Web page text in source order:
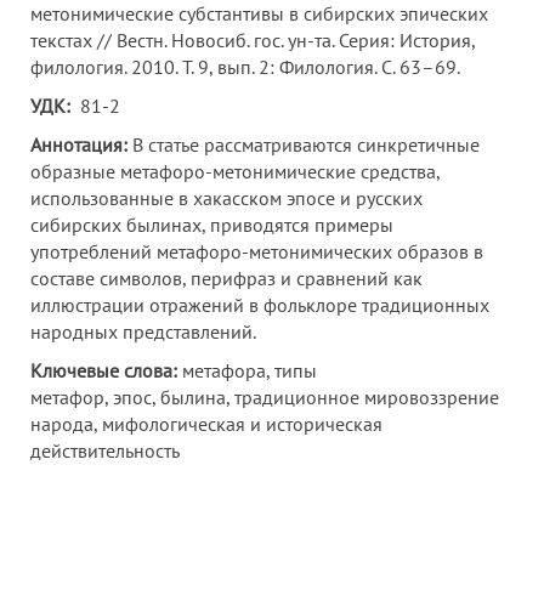
метонимические субстантивы в сибирских эпических
текстах // Вестн. Новосиб. гос. ун-та. Серия: История,
филология. 2010. Т. 9, вып. 2: Филология. С. 63–69.
УДК: 81-2
Аннотация: В статье рассматриваются синкретичные
образные метафоро-метонимические средства,
использованные в хакасском эпосе и русских
сибирских былинах, приводятся примеры
употреблений метафоро-метонимических образов в
составе символов, перифраз и сравнений как
иллюстрации отражений в фольклоре традиционных
народных представлений.
Ключевые слова: метафора, типы
метафор, эпос, былина, традиционное мировоззрение
народа, мифологическая и историческая
действительность